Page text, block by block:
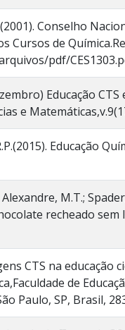
Conselho
Cursos de
pdf/
Educação
e
Educação
M.T.;
recheado
CTS na
de
Paulo, SP, Brasil,